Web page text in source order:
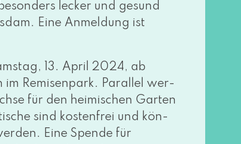
lecker und gesund
Eine Anmeldung ist
13. April 2024, ab
im Remisenpark. Parallel wer­
für den hei­mi­schen Garten
sind kos­ten­frei und kön­
Eine Spende für